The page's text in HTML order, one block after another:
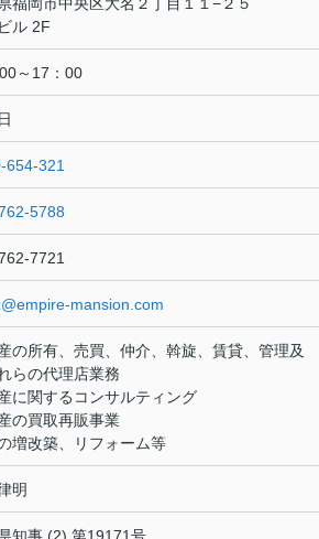
ル 2F
～17：00
654-321
5788
7721
mansion.com
の所有、売買、仲介、斡旋、賃貸、管理及
らの代理店業務
に関するコンサルティング
の買取再販事業
増改築、リフォーム等
明
知事 (2) 第19171号